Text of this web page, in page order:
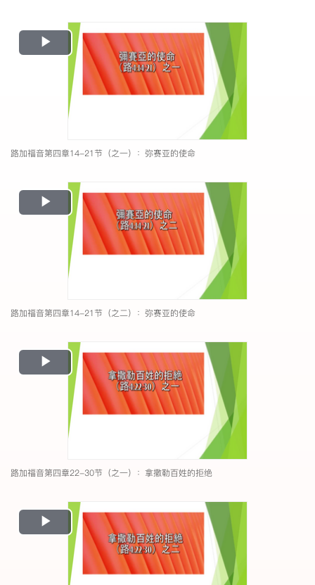
Play
Video
路加福音第四章14-21节（之一）：弥赛亚的使命
Play
Video
路加福音第四章14-21节（之二）：弥赛亚的使命
Play
Video
路加福音第四章22-30节（之一）：拿撒勒百姓的拒绝
Play
Video